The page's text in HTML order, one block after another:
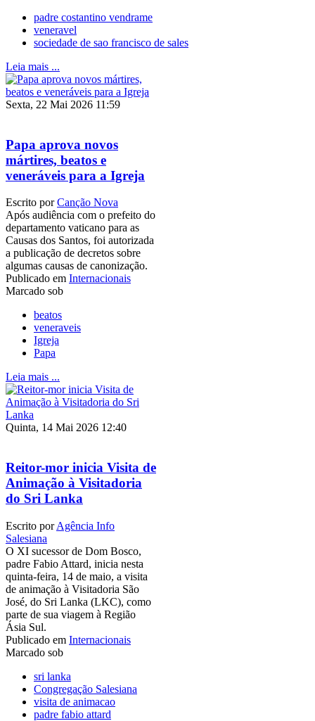
padre costantino vendrame
veneravel
sociedade de sao francisco de sales
Leia mais ...
Sexta, 22 Mai 2026 11:59
Papa aprova novos
mártires, beatos e
veneráveis para a Igreja
Escrito porCanção Nova
Após audiência com o prefeito do
departamento vaticano para as
Causas dos Santos, foi autorizada
a publicação de decretos sobre
algumas causas de canonização.
Publicado em Internacionais
Marcado sob
beatos
veneraveis
Igreja
Papa
Leia mais ...
Quinta, 14 Mai 2026 12:40
Reitor-mor inicia Visita de
Animação à Visitadoria
do Sri Lanka
Escrito porAgência Info
Salesiana
O XI sucessor de Dom Bosco,
padre Fabio Attard, inicia nesta
quinta-feira, 14 de maio, a visita
de animação à Visitadoria São
José, do Sri Lanka (LKC), como
parte de sua viagem à Região
Ásia Sul.
Publicado em Internacionais
Marcado sob
sri lanka
Congregação Salesiana
visita de animacao
padre fabio attard